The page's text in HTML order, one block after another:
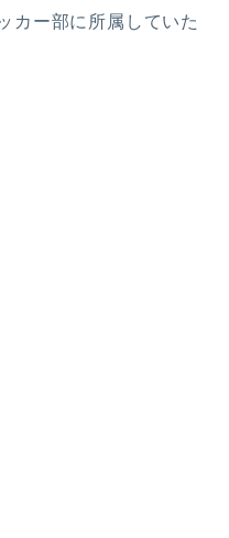
カー部に所属していた